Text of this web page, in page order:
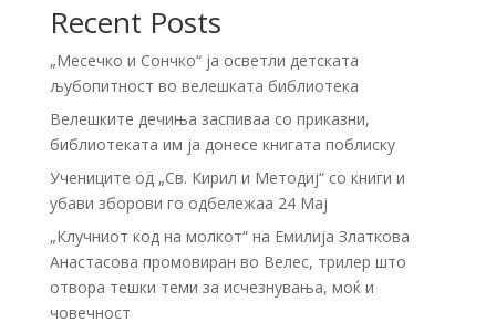
Recent Posts
„Месечко и Сончко“ ја осветли детската
љубопитност во велешката библиотека
Велешките дечиња заспиваа со приказни,
библиотеката им ја донесе книгата поблиску
Учениците од „Св. Кирил и Методиј“ со книги и
убави зборови го одбележаа 24 Мај
„Клучниот код на молкот“ на Емилија Златкова
Анастасова промовиран во Велес, трилер што
отвора тешки теми за исчезнувања, моќ и
човечност